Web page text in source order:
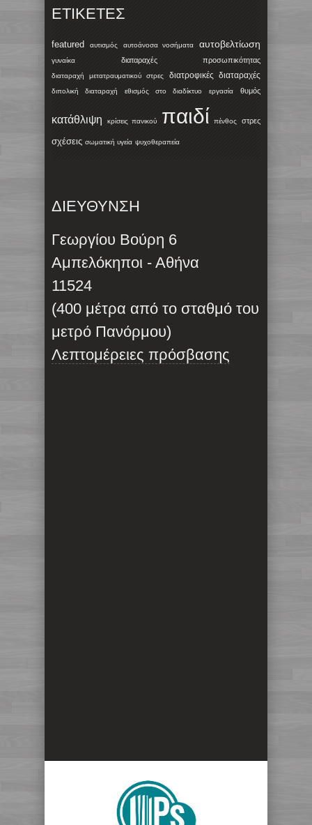
ΕΤΙΚΈΤΕΣ
featured αυτισμός αυτοάνοσα νοσήματα αυτοβελτίωση
γυναίκα διαταραχές προσωπικότητας
διαταραχή μετατραυματικού στρες διατροφικές διαταραχές
διπολική διαταραχή εθισμός στο διαδίκτυο εργασία θυμός
κατάθλιψη κρίσεις πανικού παιδί πένθος στρες
σχέσεις σωματική υγεία ψυχοθεραπεία
ΔΙΕΥΘΥΝΣΗ
Γεωργίου Βούρη 6
Αμπελόκηποι - Αθήνα
11524
(400 μέτρα από το σταθμό του
μετρό Πανόρμου)
Λεπτομέρειες πρόσβασης